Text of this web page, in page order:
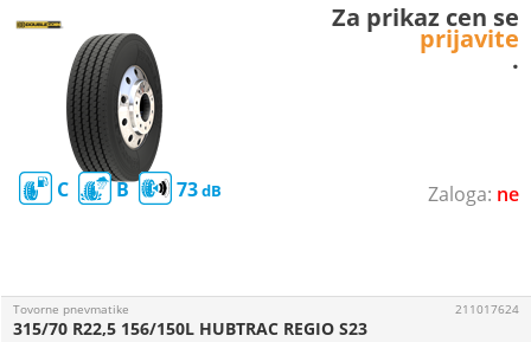
ne
C B 73
Za prikaz cen se
prijavite
.
Tovorne pnevmatike
315/70 R22,5 156/150L HUBTRAC REGIO S23
211017624